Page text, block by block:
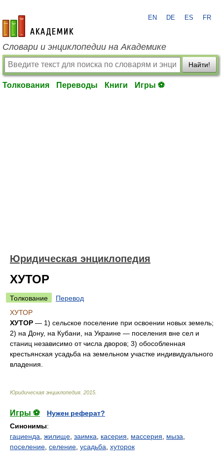
academic.ru
EN DE ES FR
Словари и энциклопедии на Академике
Найти!
Толкования Переводы Книги Игры ⚽
Юридическая энциклопедия
ХУТОР
Толкование
Перевод
ХУТОР
ХУТОР — 1) сельское поселение при освоении новых земель;
2) на Дону, на Кубани, на Украине — поселения вне сел и
станиц независимо от числа дворов; 3) обособленная
крестьянская усадьба на земельном участке индивидуального
владения.
Юридическая энциклопедия 2015
Игры ⚽
Нужен реферат?
Синонимы:
гациенда жилище заимка касерия массерия мыза
поселение селение усадьба хуторок